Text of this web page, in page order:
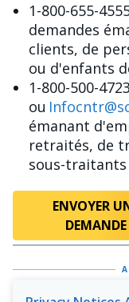
1-800-655-
demandes
clients, de
ou d'enfants
1-800-500-
ou
émanant
retraités, de
sous-
ENVOYER
DEMANDE